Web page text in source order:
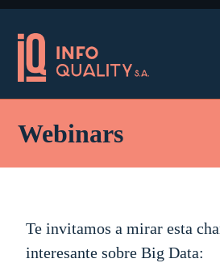
Webinars
Te invitamos a mirar esta
interesante sobre Big Data: